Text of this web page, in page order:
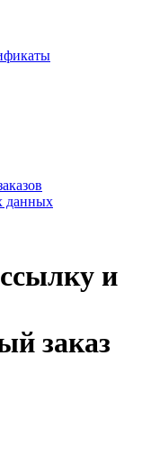
данных
и
заказ